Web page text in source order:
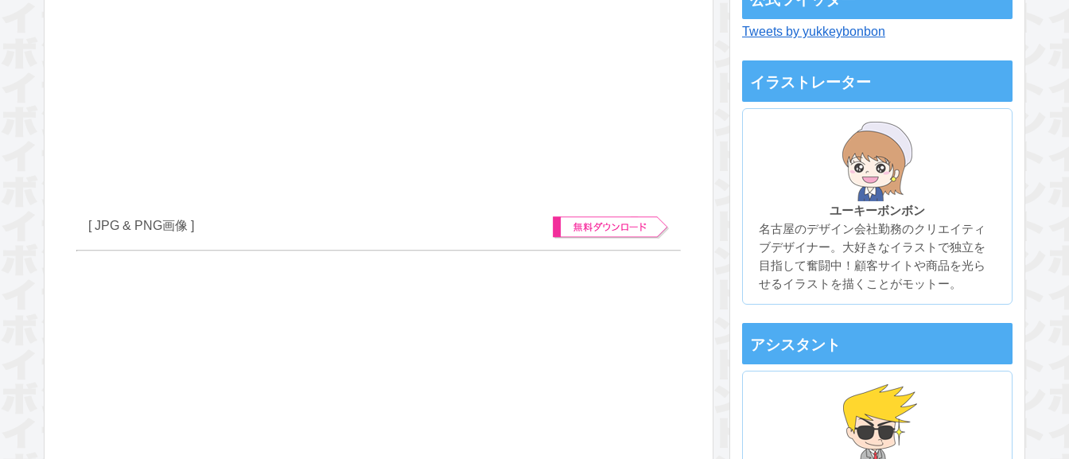
[ JPG & PNG画像 ]
Tweets by yukkeybonbon
イラストレーター
ユーキーボンボン
名古屋のデザイン会社勤務のクリエイティ
ブデザイナー。大好きなイラストで独立を
目指して奮闘中！顧客サイトや商品を光ら
せるイラストを描くことがモットー。
アシスタント